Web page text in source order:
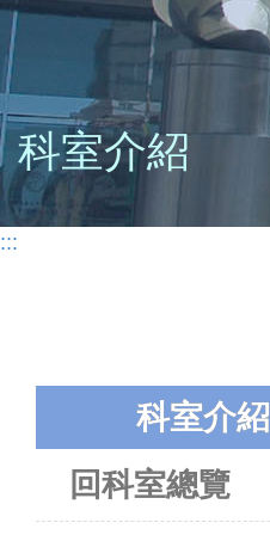
科室介紹
:::
科室介紹
回科室總覽